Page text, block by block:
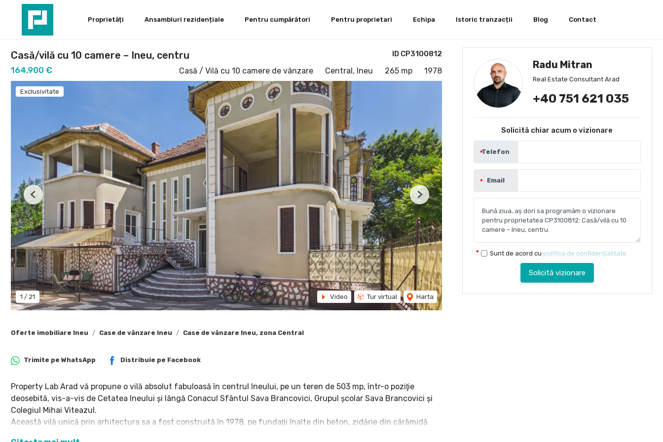
Proprietăți Ansambluri rezidențiale Pentru cumpărători Pentru proprietari Echipa Istoric tranzacții Blog Contact
ID CP3100812
Casă/vilă cu 10 camere – Ineu, centru
164,900 € Casă / Vilă cu 10 camere de vânzare Central, Ineu 265 mp 1978
Exclusivitate
1 / 21 Video Tur virtual Harta
Previous Next
Oferte imobiliare Ineu Case de vânzare Ineu Case de vânzare Ineu, zona Central
Trimite pe WhatsApp Distribuie pe Facebook
Property Lab Arad vă propune o vilă absolut fabuloasă în centrul Ineului, pe un teren de 503 mp, într-o poziţie
deosebită, vis-a-vis de Cetatea Ineului şi lângă Conacul Sfântul Sava Brancovici, Grupul şcolar Sava Brancovici şi
Colegiul Mihai Viteazul.
Această vilă unică prin arhitectura sa a fost construită în 1978, pe fundaţii înalte din beton, zidărie din cărămidă
Radu Mitran
Real Estate Consultant Arad
+40 751 621 035
Solicită chiar acum o vizionare
Telefon
Email
Sunt de acord cu politica de confidențialitate
Solicită vizionare